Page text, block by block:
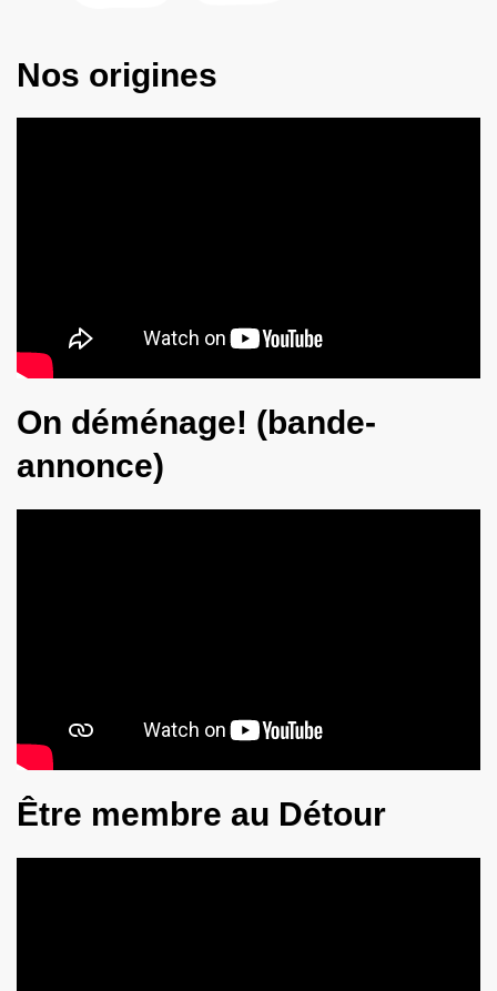
Nos origines
On déménage! (bande-
annonce)
Être membre au Détour